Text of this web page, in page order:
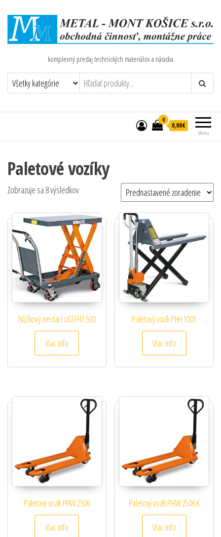
komplexný predaj technických materiálov a náradia
Menu
0
0,00€
Paletové vozíky
Zobrazuje sa 8 výsledkov
Nůžkový zvedací stůl FHT 500
Viac info
Paletový vozík PHH 1001
Viac info
Paletový vozík PHW 2506
Viac info
Paletový vozík PHW 2506 K
Viac info